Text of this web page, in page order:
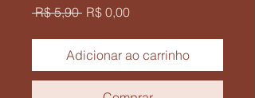
R$ 5,90 Preço
R$ 0,00Preço
Adicionar ao carrinho